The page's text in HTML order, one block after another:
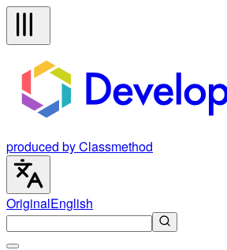
produced by Classmethod
OriginalEnglish